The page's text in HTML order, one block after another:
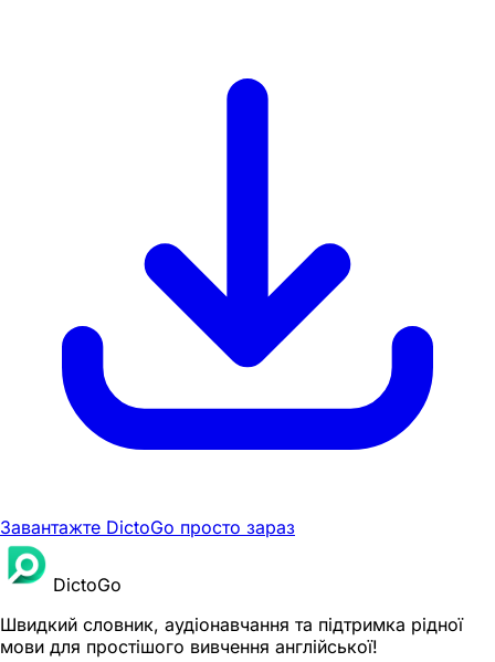
Завантажте DictoGo просто зараз
DictoGo
Швидкий словник, аудіонавчання та підтримка рідної
мови для простішого вивчення англійської!